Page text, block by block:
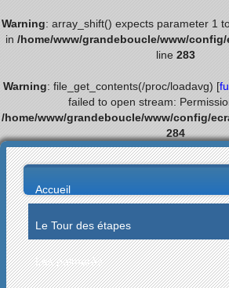
Warning: array_shift() expects parameter 1
in /home/www/grandeboucle/www/
line 283
Warning: file_get_contents(/proc/loadavg) [
failed to open stream:
/home/www/grandeboucle/www/config/
284
Accueil
Le Tour des étapes
Les palmarès